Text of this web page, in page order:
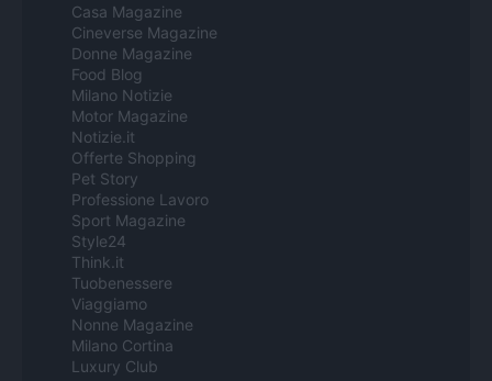
Casa Magazine
Cineverse Magazine
Donne Magazine
Food Blog
Milano Notizie
Motor Magazine
Notizie.it
Offerte Shopping
Pet Story
Professione Lavoro
Sport Magazine
Style24
Think.it
Tuobenessere
Viaggiamo
Nonne Magazine
Milano Cortina
Luxury Club